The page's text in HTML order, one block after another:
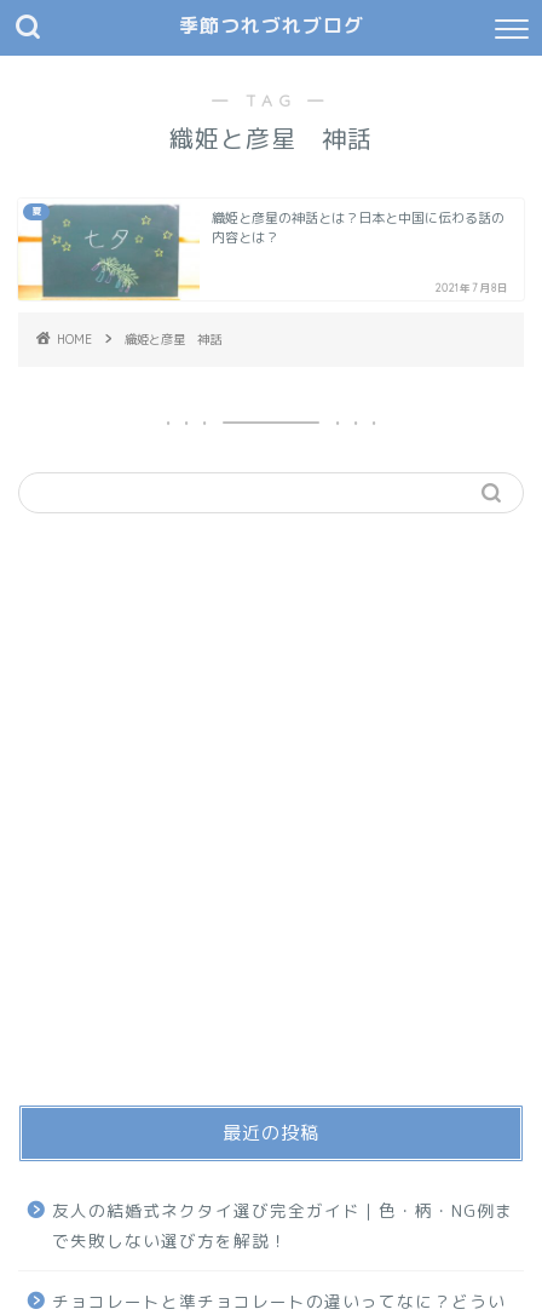
季節つれづれブログ
― TAG ―
織姫と彦星 神話
夏
織姫と彦星の神話とは？日本と中国に伝わる話の
内容とは？
2021年7月8日
HOME 織姫と彦星 神話
最近の投稿
友人の結婚式ネクタイ選び完全ガイド｜色・柄・NG例ま
で失敗しない選び方を解説！
チョコレートと準チョコレートの違いってなに？どうい